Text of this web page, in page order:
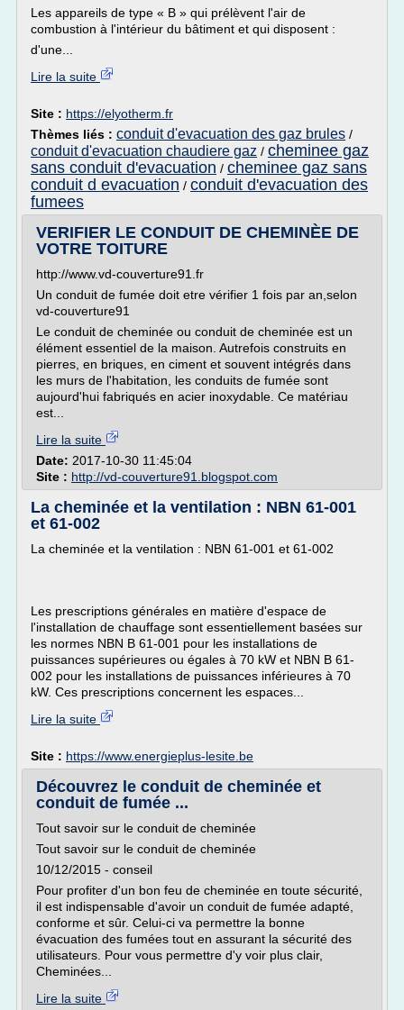
Les appareils de type « B » qui prélèvent l'air de
combustion à l'intérieur du bâtiment et qui disposent :
d'une...
Lire la suite
Site : https://elyotherm.fr
Thèmes liés : conduit d'evacuation des gaz brules /
conduit d'evacuation chaudiere gaz / cheminee gaz
sans conduit d'evacuation / cheminee gaz sans
conduit d evacuation / conduit d'evacuation des
fumees
VERIFIER LE CONDUIT DE CHEMINÈE DE
VOTRE TOITURE
http://www.vd-couverture91.fr
Un conduit de fumée doit etre vérifier 1 fois par an,selon
vd-couverture91
Le conduit de cheminée ou conduit de cheminée est un
élément essentiel de la maison. Autrefois construits en
pierres, en briques, en ciment et souvent intégrés dans
les murs de l'habitation, les conduits de fumée sont
aujourd'hui fabriqués en acier inoxydable. Ce matériau
est...
Lire la suite
Date: 2017-10-30 11:45:04
Site : http://vd-couverture91.blogspot.com
La cheminée et la ventilation : NBN 61-001
et 61-002
La cheminée et la ventilation : NBN 61-001 et 61-002
Les prescriptions générales en matière d'espace de
l'installation de chauffage sont essentiellement basées sur
les normes NBN B 61-001 pour les installations de
puissances supérieures ou égales à 70 kW et NBN B 61-
002 pour les installations de puissances inférieures à 70
kW. Ces prescriptions concernent les espaces...
Lire la suite
Site : https://www.energieplus-lesite.be
Découvrez le conduit de cheminée et
conduit de fumée ...
Tout savoir sur le conduit de cheminée
Tout savoir sur le conduit de cheminée
10/12/2015 - conseil
Pour profiter d'un bon feu de cheminée en toute sécurité,
il est indispensable d'avoir un conduit de fumée adapté,
conforme et sûr. Celui-ci va permettre la bonne
évacuation des fumées tout en assurant la sécurité des
utilisateurs. Pour vous permettre d'y voir plus clair,
Cheminées...
Lire la suite